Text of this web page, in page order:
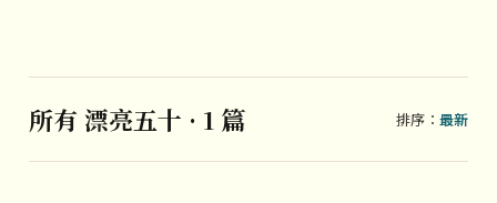
所有 漂亮五十 · 1 篇 排序：最新